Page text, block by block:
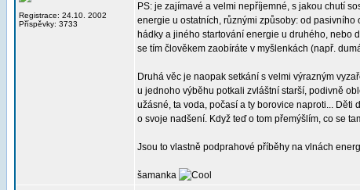
Registrace: 24.10. 2002
Příspěvky: 3733
PS: je zajímavé a velmi nepříjemné, s jakou chutí
energie u ostatních, různými způsoby: od pasivního
hádky a jiného startování energie u druhého, nebo
se tím člověkem zaobíráte v myšlenkách (např.
Druhá věc je naopak setkání s velmi výrazným
u jednoho výběhu potkali zvláštní starší, podivně
užásné, ta voda, počasí a ty borovice naproti...
o svoje nadšení. Když teď o tom přemýšlím, co se
Jsou to vlastně podprahové příběhy na vlnách
šamanka